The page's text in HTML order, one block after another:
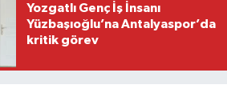
Yozgatlı Genç İş İnsanı
Yüzbaşıoğlu’na Antalyaspor’da
kritik görev